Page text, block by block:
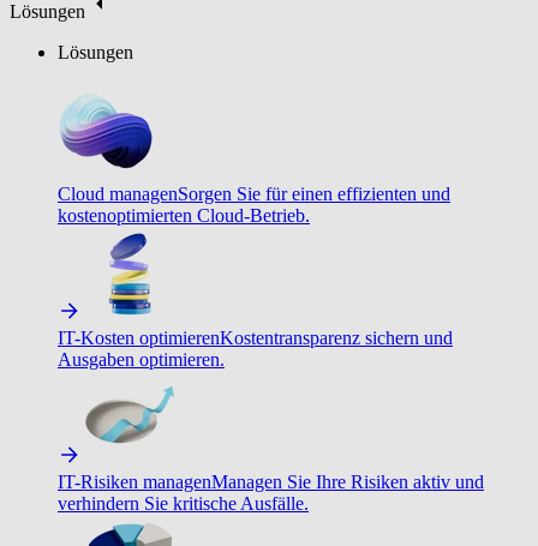
Lösungen
Lösungen
Cloud managenSorgen Sie für einen effizienten und
kostenoptimierten Cloud-Betrieb.
IT-Kosten optimierenKostentransparenz sichern und
Ausgaben optimieren.
IT-Risiken managenManagen Sie Ihre Risiken aktiv und
verhindern Sie kritische Ausfälle.